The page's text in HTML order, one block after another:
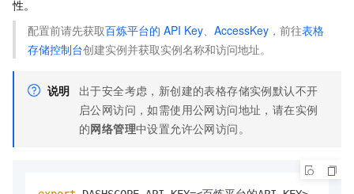
性。
配置前请先获取百炼平台的 API Key 、AccessKey ，前往表格
存储控制台创建实例并获取实例名称和访问地址。
说明
出于安全考虑，新创建的表格存储实例默认不开
启公网访问，如需使用公网访问地址，请在实例
的网络管理中设置允许公网访问。